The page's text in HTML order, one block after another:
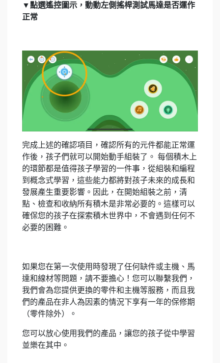
▼點選遙控圖示，動動左側搖桿測試馬達是否運作
正常
完成上述的確認項目，確認所有的元件都能正常運
作後，孩子們就可以開始動手組裝了。 每個積木上
的環節都是值得孩子學習的一件事，從組裝和編程
到概念式學習，這些能力都將對孩子未來的成長和
發展產生重要影響。因此，在開始組裝之前，清
點、檢查和收納所有積木是非常必要的。這樣可以
確保您的孩子在探索積木世界中，不會遇到任何不
必要的困難。
如果您在第一次使用時發現了任何缺件或主機、馬
達和線材等問題，請不要擔心！您可以聯繫我們，
我們會為您提供更換的零件和主機等服務，而且我
們的產品在非人為因素的情況下享有一年的保修期
（零件除外）。
您可以放心使用我們的產品，讓您的孩子從中學習
並樂在其中。